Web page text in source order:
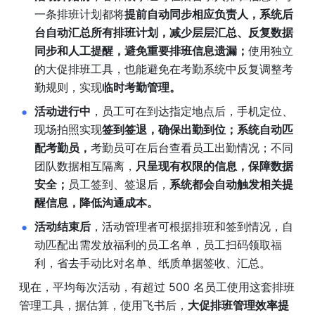
一条排班计划都将提前自动同步相应负责人，系统后
台自动汇总所有排班计划，减少层层汇总、反复数据
同步和人工提醒，避免重要排班信息遗漏； 使用独立
的大促排班工具，也能避免在考勤系统中反复调整考
勤规则，实现临时考勤管理。
活动进行中 ，员工可在到达指定地点后，手机定位、
现场拍照实现签到签退，确保出勤到位；系统自动匹
配考勤员， 考勤员可在后台查看员工出勤情况；不同
团队数据相互隔离， 只呈现有权限的信息，保障数据
安全； 员工签到、签退后， 系统都会自动触发相关提
醒信息，降低沟通成本。
活动结束后 ，活动管理者可根据排班和签到情况，自
动匹配出需发放福利的员工名单，员工扫码领取福
利，省去手动比对名单、纸质单据签收、汇总。
现在，平均每次活动，有超过 500 名员工使用这套排班
管理工具，据估算，使用飞书后， 大促排班管理效率提